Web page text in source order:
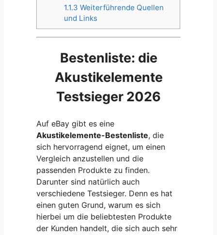
1.1.3 Weiterführende Quellen
und Links
Bestenliste: die
Akustikelemente
Testsieger 2026
Auf eBay gibt es eine
Akustikelemente-Bestenliste, die
sich hervorragend eignet, um einen
Vergleich anzustellen und die
passenden Produkte zu finden.
Darunter sind natürlich auch
verschiedene Testsieger. Denn es hat
einen guten Grund, warum es sich
hierbei um die beliebtesten Produkte
der Kunden handelt, die sich auch sehr